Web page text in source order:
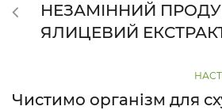
НЕЗАМІННИЙ
ЯЛИЦЕВИЙ
Чистимо організм для